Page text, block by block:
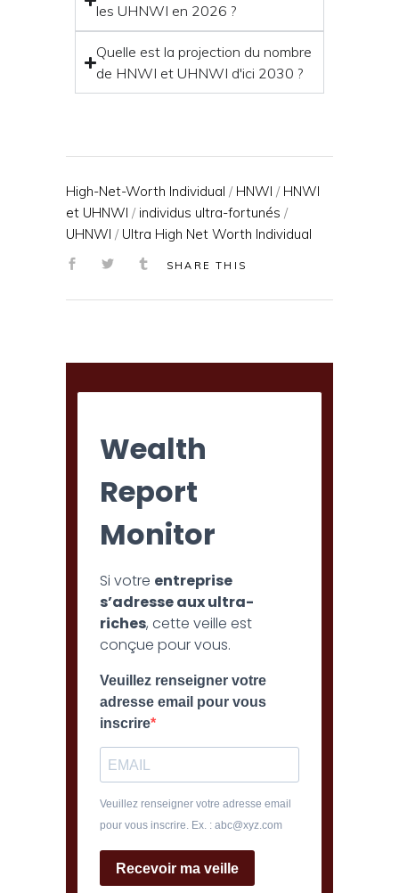
les UHNWI en 2026 ?
Quelle est la projection du nombre
de HNWI et UHNWI d'ici 2030 ?
High-Net-Worth Individual / HNWI / HNWI
et UHNWI / individus ultra-fortunés /
UHNWI / Ultra High Net Worth Individual
SHARE THIS
Wealth
Report
Monitor
Si votre entreprise
s’adresse aux ultra-
riches, cette veille est
conçue pour vous.
Veuillez renseigner votre
adresse email pour vous
inscrire
Veuillez renseigner votre adresse email
pour vous inscrire. Ex. : abc@xyz.com
Recevoir ma veille